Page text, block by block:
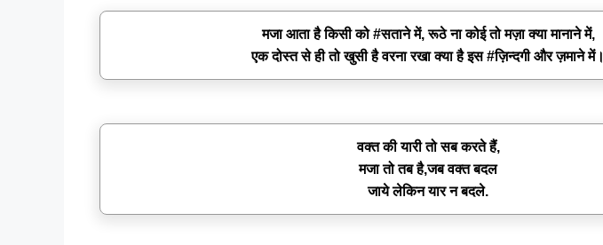
मजा आता है किसी को #सताने में, रूठे ना कोई तो मज़ा क्या मानाने में,
एक दोस्त से ही तो खुसी है वरना रखा क्या है इस #ज़िन्दगी और ज़माने में।
वक्त की यारी तो सब करते हैं,
मजा तो तब है,जब वक्त बदल
जाये लेकिन यार न बदले.